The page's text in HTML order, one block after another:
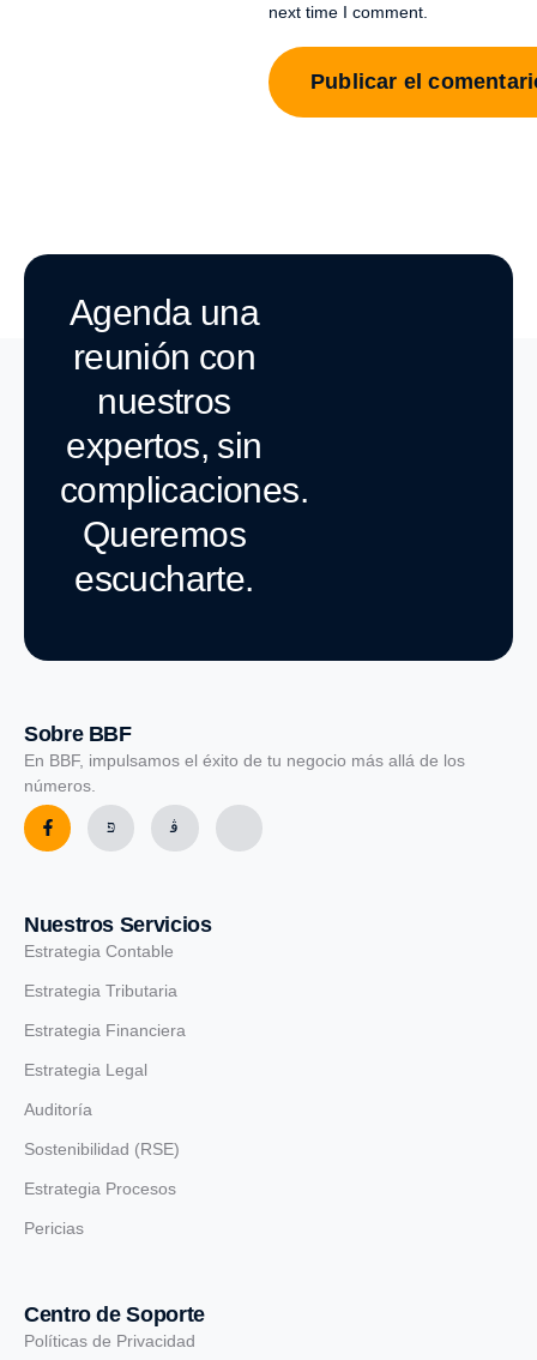
next time I comment.
Agenda una
reunión con
nuestros
expertos, sin
complicaciones.
Queremos
escucharte.
Sobre BBF
En BBF, impulsamos el éxito de tu negocio más allá de los
números.
Nuestros Servicios
Estrategia Contable
Estrategia Tributaria
Estrategia Financiera
Estrategia Legal
Auditoría
Sostenibilidad (RSE)
Estrategia Procesos
Pericias
Centro de Soporte
Políticas de Privacidad